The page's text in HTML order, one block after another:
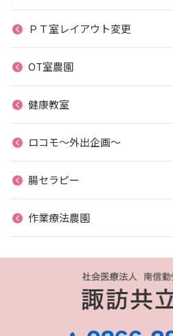
ＰＴ室レイアウト変更
OT室農園
健康教室
ロコモ～外出企画～
腸セラピー
作業療法農園